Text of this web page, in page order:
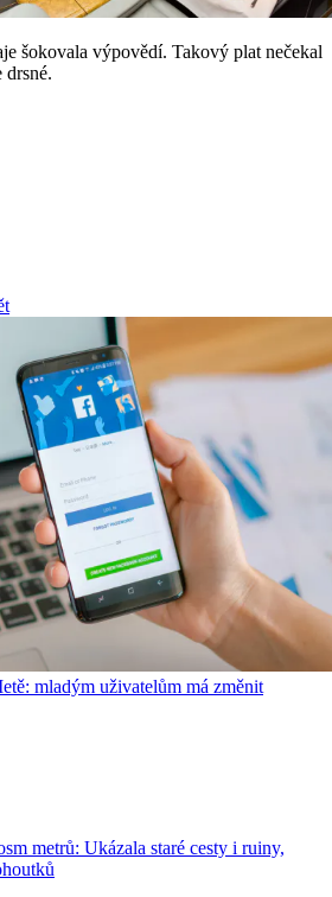
šokovala výpovědí. Takový plat nečekal
mladým uživatelům má změnit
metrů: Ukázala staré cesty i ruiny,